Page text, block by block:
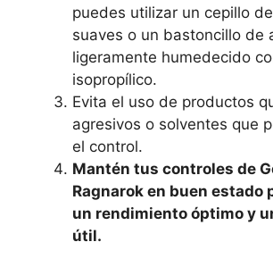
puedes utilizar un cepillo
suaves o un bastoncillo de
ligeramente humedecido
isopropílico.
Evita el uso de productos
agresivos o solventes que
el control.
Mantén tus controles de
Ragnarok en buen estado
un rendimiento óptimo y
útil.